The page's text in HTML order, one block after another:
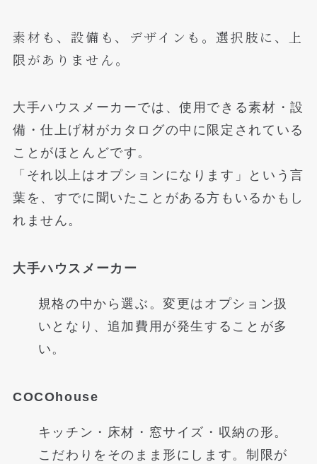
素材も、設備も、デザインも。選択肢に、上
限がありません。
大手ハウスメーカーでは、使用できる素材・設
備・仕上げ材がカタログの中に限定されている
ことがほとんどです。
「それ以上はオプションになります」という言
葉を、すでに聞いたことがある方もいるかもし
れません。
大手ハウスメーカー
規格の中から選ぶ。変更はオプション扱
いとなり、追加費用が発生することが多
い。
COCOhouse
キッチン・床材・窓サイズ・収納の形。
こだわりをそのまま形にします。制限が